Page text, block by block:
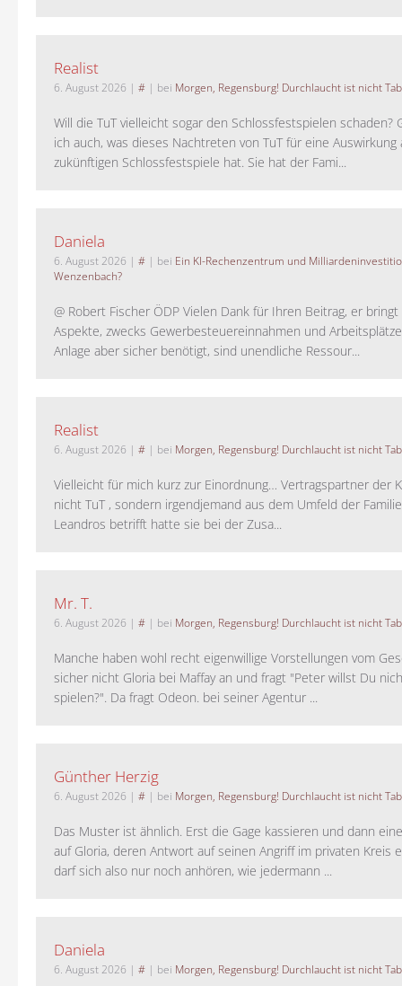
Realist
6. August 2026 | # | bei Morgen, Regensburg! Durchlaucht ist nicht
Will die TuT vielleicht sogar den Schlossfestspielen schaden?
ich auch, was dieses Nachtreten von TuT für eine Auswirkung
zukünftigen Schlossfestspiele hat. Sie hat der Fami...
Daniela
6. August 2026 | # | bei Ein KI-Rechenzentrum und
Wenzenbach?
@ Robert Fischer ÖDP Vielen Dank für Ihren Beitrag, er
Aspekte, zwecks Gewerbesteuereinnahmen und
Anlage aber sicher benötigt, sind unendliche Ressour...
Realist
6. August 2026 | # | bei Morgen, Regensburg! Durchlaucht ist nicht
Vielleicht für mich kurz zur Einordnung… Vertragspartner der
nicht TuT , sondern irgendjemand aus dem Umfeld der
Leandros betrifft hatte sie bei der Zusa...
Mr. T.
6. August 2026 | # | bei Morgen, Regensburg! Durchlaucht ist nicht
Manche haben wohl recht eigenwillige Vorstellungen vom
sicher nicht Gloria bei Maffay an und fragt "Peter willst Du
spielen?". Da fragt Odeon. bei seiner Agentur ...
Günther Herzig
6. August 2026 | # | bei Morgen, Regensburg! Durchlaucht ist nicht
Das Muster ist ähnlich. Erst die Gage kassieren und dann
auf Gloria, deren Antwort auf seinen Angriff im privaten Kreis
darf sich also nur noch anhören, wie jedermann ...
Daniela
6. August 2026 | # | bei Morgen, Regensburg! Durchlaucht ist nicht